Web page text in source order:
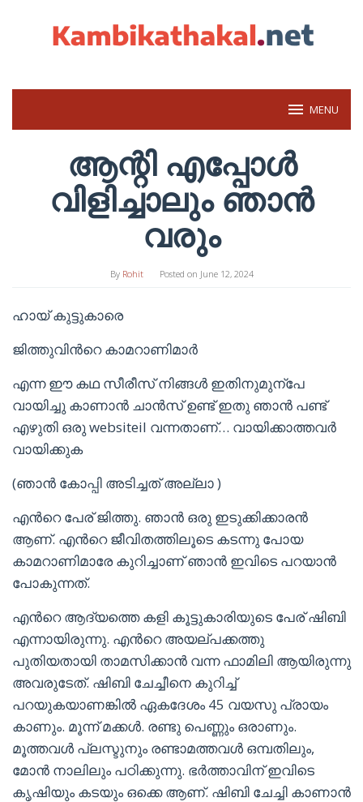
MENU
ആന്റി എപ്പോൾ
വിളിച്ചാലും ഞാൻ
വരും
By Rohit Posted on June 12, 2024
ഹായ് കുട്ടുകാരെ
ജിത്തുവിൻറെ കാമറാണിമാർ
എന്ന ഈ കഥ സീരീസ് നിങ്ങൾ ഇതിനുമുന്പേ
വായിച്ചു കാണാൻ ചാൻസ് ഉണ്ട് ഇതു ഞാൻ പണ്ട്
എഴുതി ഒരു websiteil വന്നതാണ്… വായിക്കാത്തവർ
വായിക്കുക
(ഞാൻ കോപ്പി അടിച്ചത് അല്ലാ )
എൻറെ പേര് ജിത്തു. ഞാൻ ഒരു ഇടുക്കിക്കാരൻ
ആണ്. എൻറെ ജീവിതത്തിലൂടെ കടന്നു പോയ
കാമറാണിമാരേ കുറിച്ചാണ് ഞാൻ ഇവിടെ പറയാൻ
പോകുന്നത്.
എൻറെ ആദ്യത്തെ കളി കൂട്ടുകാരിയുടെ പേര് ഷിബി
എന്നായിരുന്നു. എൻറെ അയല്പക്കത്തു
പുതിയതായി താമസിക്കാൻ വന്ന ഫാമിലി ആയിരുന്നു
അവരുടേത്. ഷിബി ചേച്ചീനെ കുറിച്ച്
പറയുകയാണങ്കിൽ ഏകദേശം 45 വയസു പ്രായം
കാണും. മൂന്ന് മക്കൾ. രണ്ടു പെണ്ണും ഒരാണും.
മൂത്തവൾ പ്ലസ്ടുനും രണ്ടാമത്തവൾ ഒമ്പതിലും,
മോൻ നാലിലും പഠിക്കുന്നു. ഭർത്താവിന് ഇവിടെ
കൃഷിയും കടയും ഒക്കെ ആണ്. ഷിബി ചേച്ചി കാണാൻ